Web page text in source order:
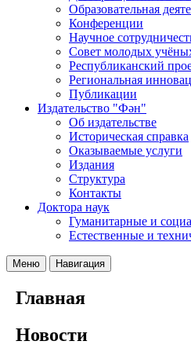
Образовательная
Конференции
Научное
Совет молодых
Республиканский
Региональная
Публикации
Издательство "Фән"
Об издательстве
Историческая справка
Оказываемые услуги
Издания
Структура
Контакты
Доктора наук
Гуманитарные и
Естественные и
Меню Навигация
Главная
Новости